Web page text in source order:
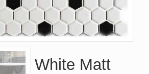
White Matt